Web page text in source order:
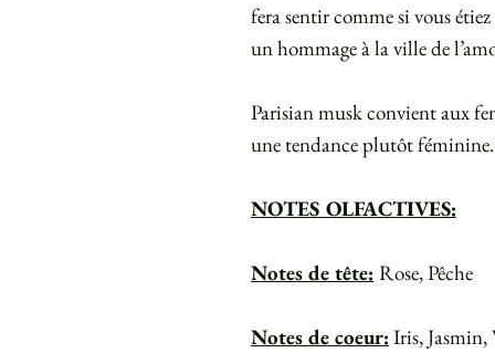
fera sentir comme si vous
un hommage à la ville de
Parisian musk convient aux
une tendance plutôt féminine.
NOTES OLFACTIVES:
Notes de tête: Rose, Pêche
Notes de coeur: Iris,